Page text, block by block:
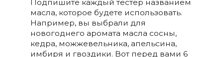
Подпишите каждый тестер названием
масла, которое будете использовать.
Например, вы выбрали для
новогоднего аромата масла сосны,
кедра, можжевельника, апельсина,
имбиря и гвоздики. Вот перед вами 6